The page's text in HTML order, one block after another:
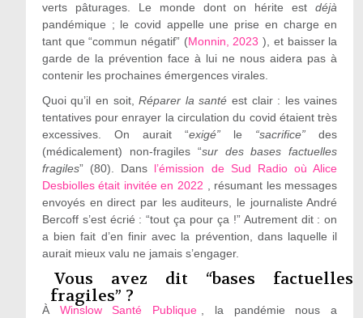
verts pâturages. Le monde dont on hérite estdéjà
pandémique ; le covid appelle une prise en charge en
tant que “commun négatif” (Monnin, 2023 ), et baisser la
garde de la prévention face à lui ne nous aidera pas à
contenir les prochaines émergences virales.
Quoi qu’il en soit,Réparer la santé est clair : les vaines
tentatives pour enrayer la circulation du covid étaient très
excessives. On aurait “exigé” le “sacrifice” des
(médicalement) non-fragiles “sur des bases factuelles
fragiles” (80). Dans l’émission de Sud Radio où Alice
Desbiolles était invitée en 2022
, résumant les messages
envoyés en direct par les auditeurs, le journaliste André
Bercoff s’est écrié : “tout ça pour ça !” Autrement dit : on
a bien fait d’en finir avec la prévention, dans laquelle il
aurait mieux valu ne jamais s’engager.
Vous avez dit “bases factuelles
fragiles” ?
À Winslow Santé Publique
, la pandémie nous a